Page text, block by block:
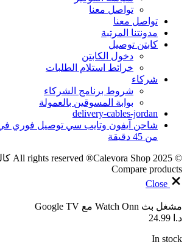
تواصل معنا
تواصل معنا
مدونتنا المرتبة
كابتن توصيل
دخول الكابتن
خرائط استلام الطلبات
شركاء
شروط برنامج الشركاء
بوابة المسوقين بالعمولة
delivery-cables-jordan
شاحن آيفون وتايب سي توصيل فوري
من 45 دقيقة
© 2025 All rights reserved ®Calevora Shop كاليفورا شوب
Compare products
Close
مشغل بث Watch Onn مع Google TV
د.ا
In stock